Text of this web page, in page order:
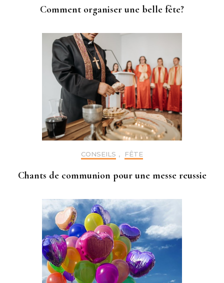
Comment organiser une belle fête?
CONSEILS , FÊTE
Chants de communion pour une messe reussie